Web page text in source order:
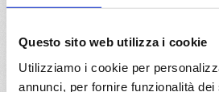
Questo sito web utilizza i cookie
Utilizziamo i cookie per
annunci, per fornire funzionalità
07/01/2027
€ 729